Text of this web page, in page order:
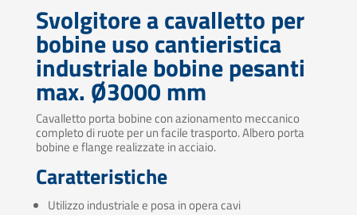
Svolgitore a cavalletto per
bobine uso cantieristica
industriale bobine pesanti
max. Ø3000 mm
Cavalletto porta bobine con azionamento meccanico
completo di ruote per un facile trasporto. Albero porta
bobine e flange realizzate in acciaio.
Caratteristiche
Utilizzo industriale e posa in opera cavi